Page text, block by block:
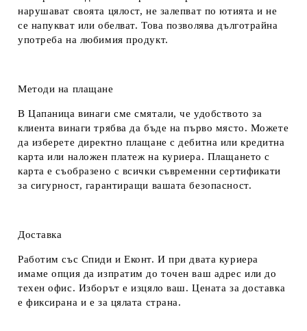
нарушават своята цялост, не залепват по ютията и не
се напукват или обелват. Това позволява дълготрайна
употреба на любимия продукт.
Методи на плащане
В Цапаница винаги сме смятали, че удобството за
клиента винаги трябва да бъде на първо място. Можете
да изберете директно плащане с дебитна или кредитна
карта или наложен платеж на куриера. Плащането с
карта е съобразено с всички съвременни сертификати
за сигурност, гарантиращи вашата безопасност.
Доставка
Работим със Спиди и Еконт. И при двата куриера
имаме опция да изпратим до точен ваш адрес или до
техен офис. Изборът е изцяло ваш. Цената за доставка
е фиксирана и е за цялата страна.